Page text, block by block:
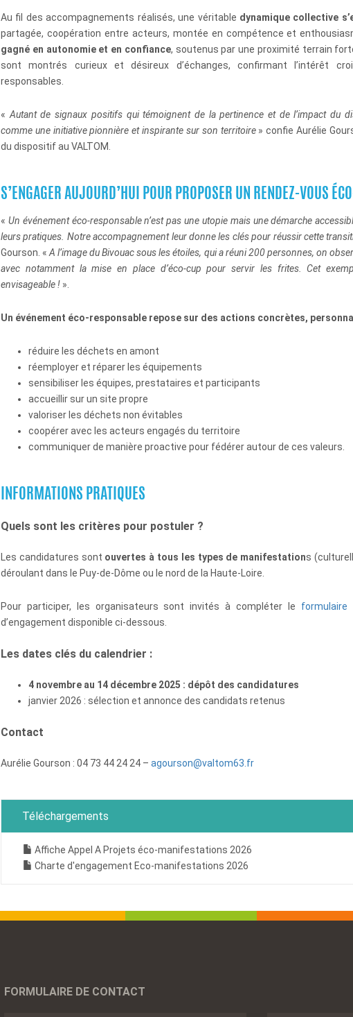
Au fil des accompagnements réalisés, une véritable dynamique collective
partagée, coopération entre acteurs, montée en compétence et
gagné en autonomie et en confiance, soutenus par une proximité terrain
sont montrés curieux et désireux d’échanges, confirmant l’intérêt
responsables.
« Autant de signaux positifs qui témoignent de la pertinence et de l’impact du
comme une initiative pionnière et inspirante sur son territoire»confie Aurélie
du dispositif au VALTOM.
S’ENGAGER AUJOURD’HUI POUR PROPOSER UN RENDEZ-VOUS
« Un événement éco-responsable n’est pas une utopie mais une démarche
leurs pratiques. Notreaccompagnement leur donne les clés pour réussir cette
Gourson. «A l’image duBivouac sous les étoiles, qui a réuni 200 personnes, on
avec notamment la mise en place d’éco-cup pour servir les frites. Cet
envisageable ! ».
Un événement éco-responsable repose sur des actions concrètes,
réduire les déchets en amont
réemployer et réparer les équipements
sensibiliser les équipes, prestataires et participants
accueillir sur un site propre
valoriser les déchets non évitables
coopérer avec les acteurs engagés du territoire
communiquer de manière proactive pour fédérer autour de ces valeurs.
INFORMATIONS PRATIQUES
Quels sont les critères pour postuler ?
Les candidatures sont ouvertes à tous les types de manifestations
déroulant dans le Puy-de-Dôme ou le nord de la Haute-Loire
Pour participer, les organisateurs sont invités à compléter le
d’engagement disponible ci-dessous
Les dates clés du calendrier :
4 novembre au 14 décembre 2025 : dépôt des candidatures
janvier 2026 : sélection et annonce des candidats retenus
Contact
Aurélie Gourson : 04 73 44 24 24 – agourson@valtom63.fr
Téléchargements
Affiche Appel A Projets éco-manifestations 2026
Charte d'engagement Eco-manifestations 2026
FORMULAIRE DE CONTACT